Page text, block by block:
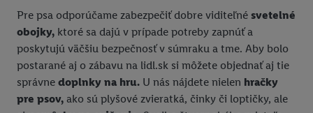
Pre psa odporúčame zabezpečiť dobre viditeľné svetelné
obojky, ktoré sa dajú v prípade potreby zapnúť a
poskytujú väčšiu bezpečnosť v súmraku a tme. Aby bolo
postarané aj o zábavu na lidl.sk si môžete objednať aj tie
správne doplnky na hru. U nás nájdete nielen hračky
pre psov, ako sú plyšové zvieratká, činky či loptičky, ale